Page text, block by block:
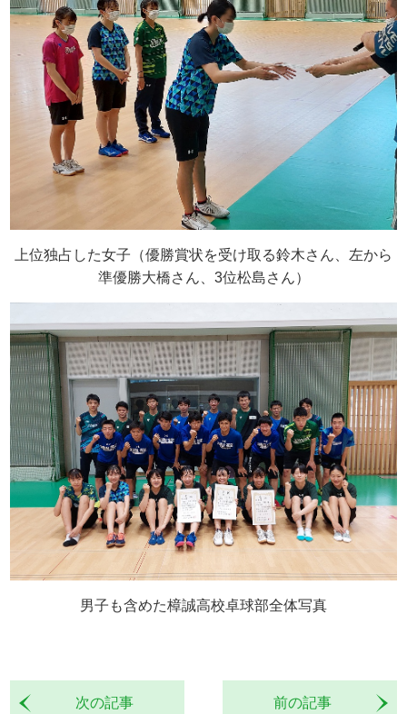
上位独占した女子（優勝賞状を受け取る鈴木さん、左から
準優勝大橋さん、3位松島さん）
男子も含めた樟誠高校卓球部全体写真
前の記事
次の記事